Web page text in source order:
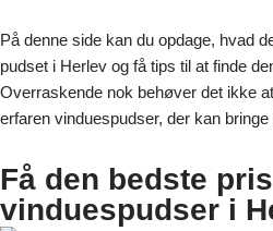
På denne side kan du opdage, hvad
pudset i Herlev og få tips til at finde
Overraskende nok behøver det ikke
erfaren vinduespudser, der kan
Få den bedste
vinduespudser i